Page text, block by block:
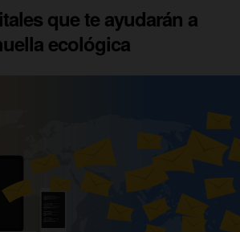
que te ayudarán a
ecológica